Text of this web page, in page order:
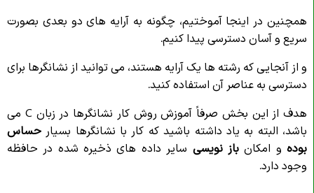
همچنین در اینجا آموختیم، چگونه به آرایه های دو بعدی بصورت
سریع و آسان دسترسی پیدا کنیم.
و از آنجایی که رشته ها یک آرایه هستند، می توانید از نشانگرها برای
دسترسی به عناصر آن استفاده کنید.
هدف از این بخش صرفاً آموزش روش کار نشانگرها در زبان C می
باشد، البته به یاد داشته باشید که کار با نشانگرها بسیار حساس
بودهو امکانباز نویسی سایر داده های ذخیره شده در حافظه
وجود دارد.